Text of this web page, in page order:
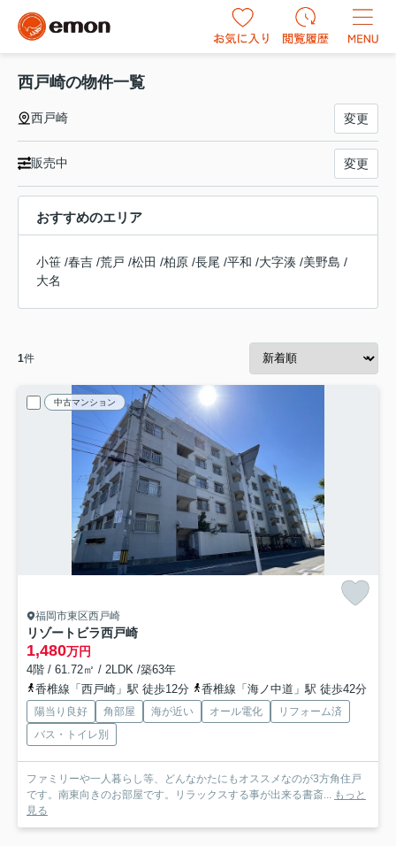
西戸崎の物件一覧
西戸崎 変更
販売中 変更
おすすめのエリア
小笹 /春吉 /荒戸 /松田 /柏原 /長尾 /平和 /大字湊 /美野島 /
大名
1件
中古マンション
福岡市東区西戸崎
リゾートビラ西戸崎
1,480万円
4階 / 61.72㎡ / 2LDK /築63年
香椎線「西戸崎」駅 徒歩12分
香椎線「海ノ中道」駅 徒歩42分
陽当り良好 角部屋 海が近い オール電化
リフォーム済
バス・トイレ別
ファミリーや一人暮らし等、どんなかたにもオススメなのが3方角住戸
です。南東向きのお部屋です。リラックスする事が出来る書斎...
もっと
見る